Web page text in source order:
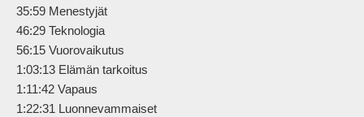
35:59 Menestyjät
46:29 Teknologia
56:15 Vuorovaikutus
1:03:13 Elämän tarkoitus
1:11:42 Vapaus
1:22:31 Luonnevammaiset